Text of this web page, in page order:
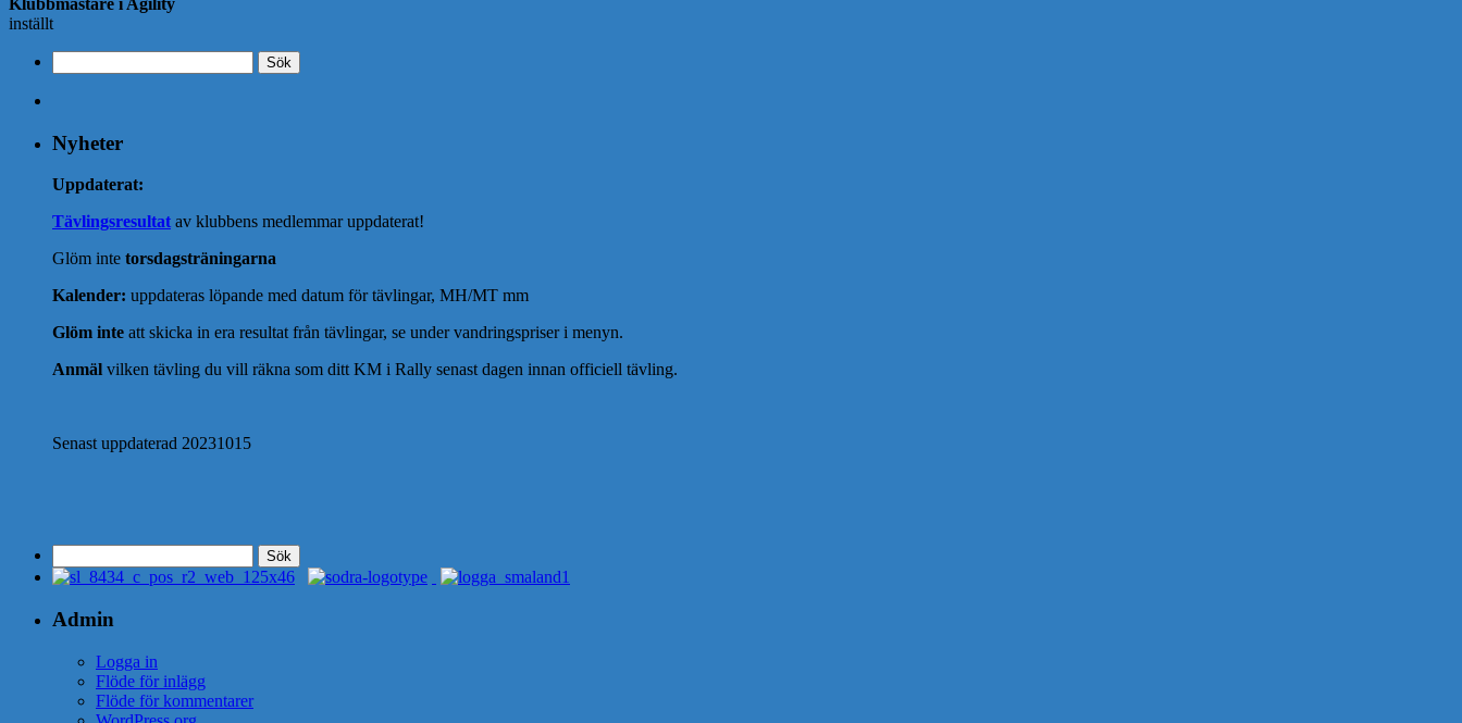
inställt
efter:
Nyheter
Uppdaterat:
Tävlingsresultat av klubbens medlemmar uppdaterat!
Glöm inte torsdagsträningarna
Kalender: uppdateras löpande med datum för tävlingar, MH/MT mm
Glöm inte att skicka in era resultat från tävlingar, se under vandringspriser i menyn.
Anmäl vilken tävling du vill räkna som ditt KM i Rally senast dagen innan officiell tävling.
Senast uppdaterad 20231015
efter:
Admin
Logga in
Flöde för inlägg
Flöde för kommentarer